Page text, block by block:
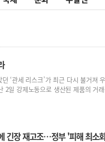
‘관세 리스크’가 최근 다시 불거져
2일 강제노동으로 생산된 제품의 거
긴장 재고조…정부 '피해 최소